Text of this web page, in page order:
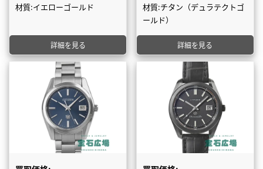
材質:イエローゴールド
詳細を見る
材質:チタン（デュラテクトゴ
ールド）
詳細を見る